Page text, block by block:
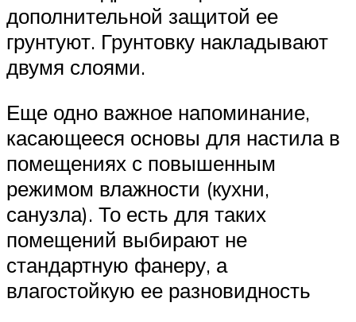
дополнительной защитой ее
грунтуют. Грунтовку накладывают
двумя слоями.
Еще одно важное напоминание,
касающееся основы для настила в
помещениях с повышенным
режимом влажности (кухни,
санузла). То есть для таких
помещений выбирают не
стандартную фанеру, а
влагостойкую ее разновидность